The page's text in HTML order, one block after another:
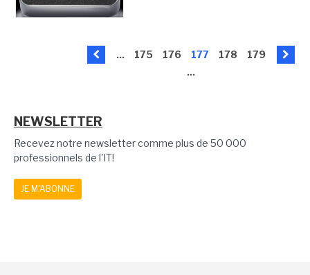
... 175 176 177 178
179
...
NEWSLETTER
Recevez notre newsletter comme plus de 50 000
professionnels de l'IT!
JE M'ABONNE